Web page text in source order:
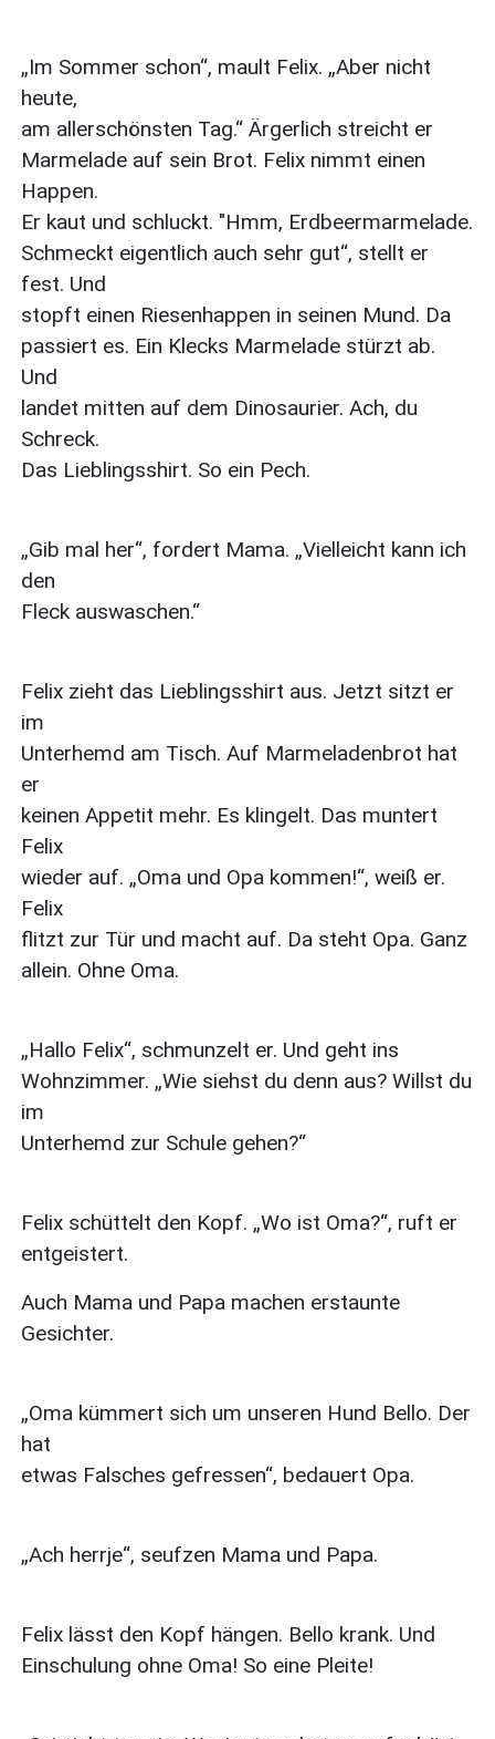
„Im Sommer schon“, mault Felix. „Aber nicht
heute,
am allerschönsten Tag.“ Ärgerlich streicht er
Marmelade auf sein Brot. Felix nimmt einen
Happen.
Er kaut und schluckt. "Hmm, Erdbeermarmelade.
Schmeckt eigentlich auch sehr gut“, stellt er
fest. Und
stopft einen Riesenhappen in seinen Mund. Da
passiert es. Ein Klecks Marmelade stürzt ab.
Und
landet mitten auf dem Dinosaurier. Ach, du
Schreck.
Das Lieblingsshirt. So ein Pech.
„Gib mal her“, fordert Mama. „Vielleicht kann ich
den
Fleck auswaschen.“
Felix zieht das Lieblingsshirt aus. Jetzt sitzt er
im
Unterhemd am Tisch. Auf Marmeladenbrot hat
er
keinen Appetit mehr. Es klingelt. Das muntert
Felix
wieder auf. „Oma und Opa kommen!“, weiß er.
Felix
flitzt zur Tür und macht auf. Da steht Opa. Ganz
allein. Ohne Oma.
„Hallo Felix“, schmunzelt er. Und geht ins
Wohnzimmer. „Wie siehst du denn aus? Willst du
im
Unterhemd zur Schule gehen?“
Felix schüttelt den Kopf. „Wo ist Oma?“, ruft er
entgeistert.
Auch Mama und Papa machen erstaunte
Gesichter.
„Oma kümmert sich um unseren Hund Bello. Der
hat
etwas Falsches gefressen“, bedauert Opa.
„Ach herrje“, seufzen Mama und Papa.
Felix lässt den Kopf hängen. Bello krank. Und
Einschulung ohne Oma! So eine Pleite!